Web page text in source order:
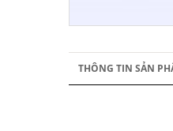
THÔNG TIN SẢN